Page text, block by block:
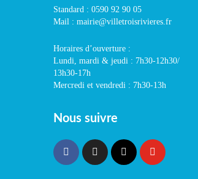
Standard : 0590 92 90 05
Mail : mairie@villetroisrivieres.fr
Horaires d’ouverture :
Lundi, mardi & jeudi : 7h30-12h30/
13h30-17h
Mercredi et vendredi : 7h30-13h
Nous suivre